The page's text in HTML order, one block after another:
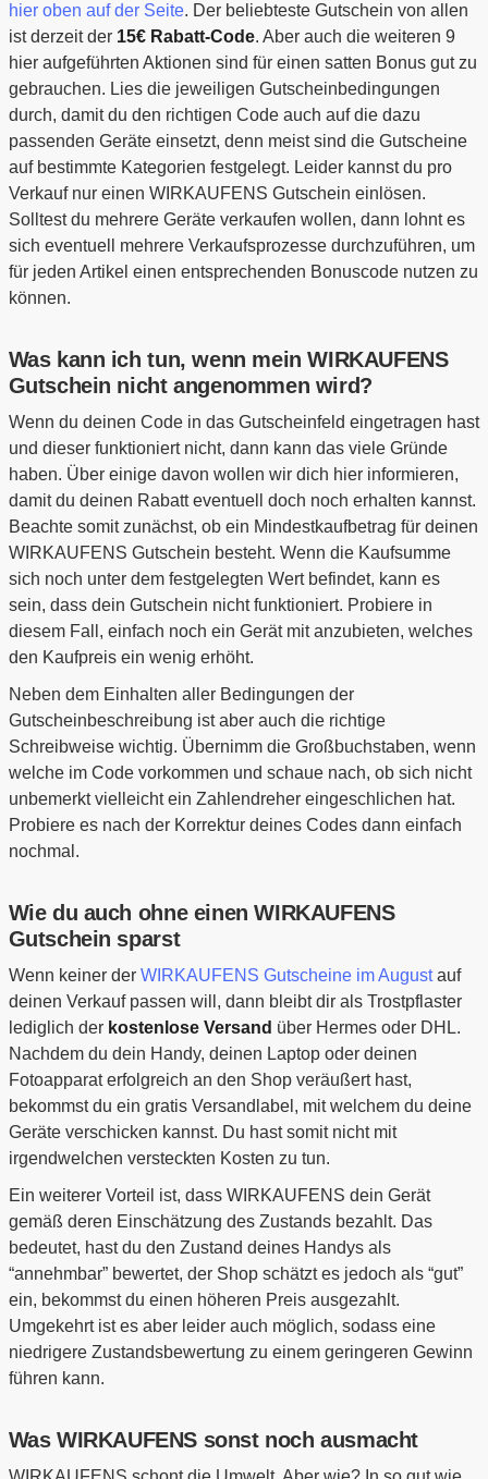
hier oben auf der Seite. Der beliebteste Gutschein von allen
ist derzeit der 15€ Rabatt-Code. Aber auch die weiteren 9
hier aufgeführten Aktionen sind für einen satten Bonus gut zu
gebrauchen. Lies die jeweiligen Gutscheinbedingungen
durch, damit du den richtigen Code auch auf die dazu
passenden Geräte einsetzt, denn meist sind die Gutscheine
auf bestimmte Kategorien festgelegt. Leider kannst du pro
Verkauf nur einen WIRKAUFENS Gutschein einlösen.
Solltest du mehrere Geräte verkaufen wollen, dann lohnt es
sich eventuell mehrere Verkaufsprozesse durchzuführen, um
für jeden Artikel einen entsprechenden Bonuscode nutzen zu
können.
Was kann ich tun, wenn mein WIRKAUFENS
Gutschein nicht angenommen wird?
Wenn du deinen Code in das Gutscheinfeld eingetragen hast
und dieser funktioniert nicht, dann kann das viele Gründe
haben. Über einige davon wollen wir dich hier informieren,
damit du deinen Rabatt eventuell doch noch erhalten kannst.
Beachte somit zunächst, ob ein Mindestkaufbetrag für deinen
WIRKAUFENS Gutschein besteht. Wenn die Kaufsumme
sich noch unter dem festgelegten Wert befindet, kann es
sein, dass dein Gutschein nicht funktioniert. Probiere in
diesem Fall, einfach noch ein Gerät mit anzubieten, welches
den Kaufpreis ein wenig erhöht.
Neben dem Einhalten aller Bedingungen der
Gutscheinbeschreibung ist aber auch die richtige
Schreibweise wichtig. Übernimm die Großbuchstaben, wenn
welche im Code vorkommen und schaue nach, ob sich nicht
unbemerkt vielleicht ein Zahlendreher eingeschlichen hat.
Probiere es nach der Korrektur deines Codes dann einfach
nochmal.
Wie du auch ohne einen WIRKAUFENS
Gutschein sparst
Wenn keiner der WIRKAUFENS Gutscheine im Augustauf
deinen Verkauf passen will, dann bleibt dir als Trostpflaster
lediglich der kostenlose Versand über Hermes oder DHL.
Nachdem du dein Handy, deinen Laptop oder deinen
Fotoapparat erfolgreich an den Shop veräußert hast,
bekommst du ein gratis Versandlabel, mit welchem du deine
Geräte verschicken kannst. Du hast somit nicht mit
irgendwelchen versteckten Kosten zu tun.
Ein weiterer Vorteil ist, dass WIRKAUFENS dein Gerät
gemäß deren Einschätzung des Zustands bezahlt. Das
bedeutet, hast du den Zustand deines Handys als
“annehmbar” bewertet, der Shop schätzt es jedoch als “gut”
ein, bekommst du einen höheren Preis ausgezahlt.
Umgekehrt ist es aber leider auch möglich, sodass eine
niedrigere Zustandsbewertung zu einem geringeren Gewinn
führen kann.
Was WIRKAUFENS sonst noch ausmacht